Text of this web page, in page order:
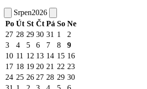
Srpen2026
Po Út St Čt Pá So Ne
27 28 29 30 31 1
2
3
4 5 6 7 8
9
10 11 12 13 14 15 16
17 18 19 20 21 22 23
24 25 26 27 28 29 30